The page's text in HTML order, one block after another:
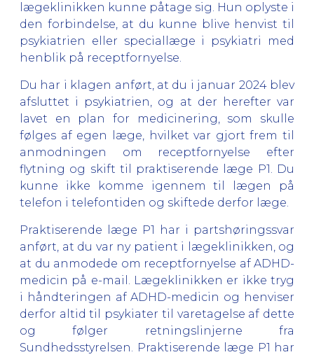
lægeklinikken kunne påtage sig. Hun oplyste i
den forbindelse, at du kunne blive henvist til
psykiatrien eller speciallæge i psykiatri med
henblik på receptfornyelse.
Du har i klagen anført, at du i januar 2024 blev
afsluttet i psykiatrien, og at der herefter var
lavet en plan for medicinering, som skulle
følges af egen læge, hvilket var gjort frem til
anmodningen om receptfornyelse efter
flytning og skift til praktiserende læge P1. Du
kunne ikke komme igennem til lægen på
telefon i telefontiden og skiftede derfor læge.
Praktiserende læge P1 har i partshøringssvar
anført, at du var ny patient i lægeklinikken, og
at du anmodede om receptfornyelse af ADHD-
medicin på e-mail. Lægeklinikken er ikke tryg
i håndteringen af ADHD-medicin og henviser
derfor altid til psykiater til varetagelse af dette
og følger retningslinjerne fra
Sundhedsstyrelsen. Praktiserende læge P1 har